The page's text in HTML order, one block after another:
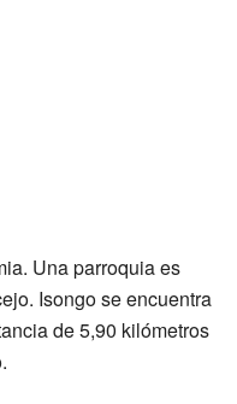
Una parroquia es
Isongo se encuentra
de 5,90 kilómetros